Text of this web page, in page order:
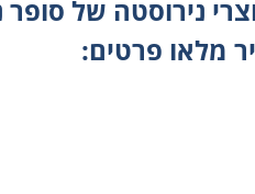
נירוסטה של סופר
מלאו פרטים: